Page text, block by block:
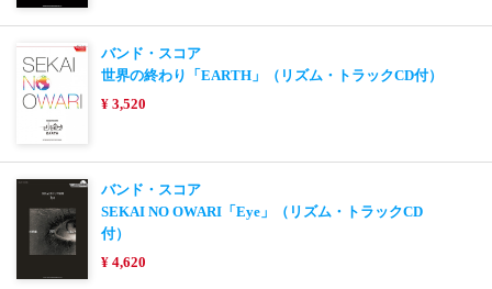
バンド・スコア
世界の終わり「EARTH」（リズム・トラックCD付）
¥ 3,520
バンド・スコア
SEKAI NO OWARI「Eye」（リズム・トラックCD
付）
¥ 4,620